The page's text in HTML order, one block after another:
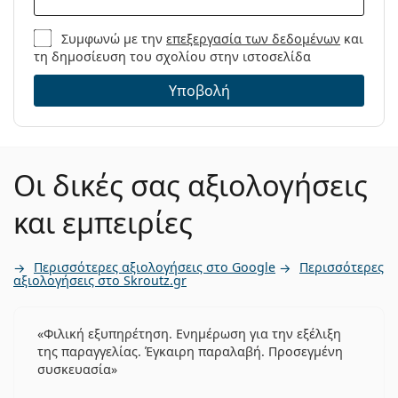
Συμφωνώ με τηνεπεξεργασία των δεδομένων και
τη δημοσίευση του σχολίου στην ιστοσελίδα
Υποβολή
Οι δικές σας αξιολογήσεις
και εμπειρίες
Περισσότερες αξιολογήσεις στο Google Περισσότερες
αξιολογήσεις στο Skroutz.gr
Φιλική εξυπηρέτηση. Ενημέρωση για την εξέλιξη
της παραγγελίας. Έγκαιρη παραλαβή. Προσεγμένη
συσκευασία